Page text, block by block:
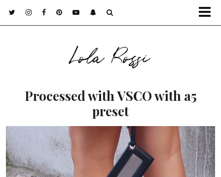
Lola Rossi
Processed with VSCO with a5
preset